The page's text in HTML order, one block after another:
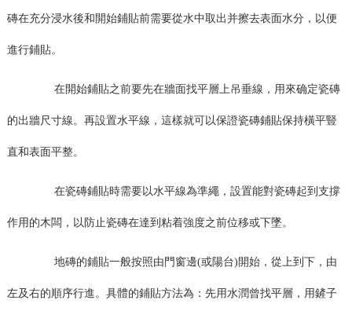
磚在充分浸水後和開始鋪貼前需要從水中取出并擦去表面水分，以便
進行鋪貼。
在開始鋪貼之前要先在牆面找平層上吊垂線，用來确定瓷磚
的出牆尺寸線。再設置水平線，這樣就可以保證瓷磚鋪貼保持橫平豎
直和表面平整。
在瓷磚鋪貼時需要以水平線為準繩，設置能對瓷磚起到支撐
作用的木闆，以防止瓷磚在達到粘着強度之前位移或下墜。
地磚的鋪貼一般按照由門窗邊(或陽台)開始，從上到下，由
左及右的順序行進。具體的鋪貼方法為：先用水潤曾找平層，用鏟子